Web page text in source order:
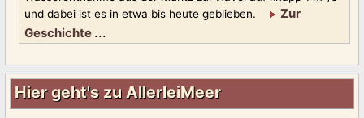
Zur
Geschichte ...
Hier geht's zu AllerleiMeer